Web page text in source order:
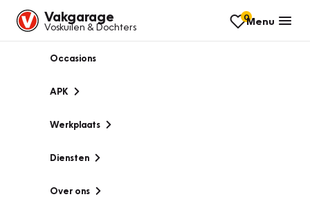
Vakgarage
Voskuilen & Dochters
0Menu
Occasions
APK
Werkplaats
Diensten
Over ons